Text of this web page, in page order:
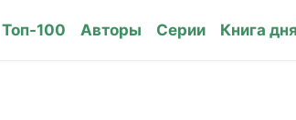
Топ-100 Авторы Серии Книга дня